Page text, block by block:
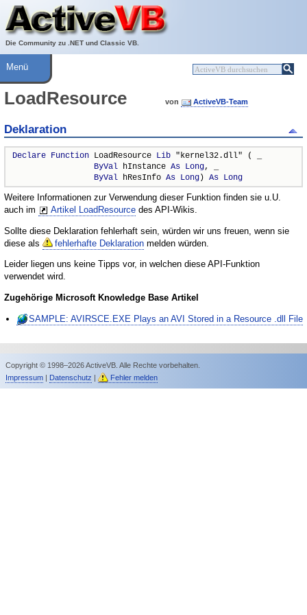
Die Community zu .NET und Classic VB.
Über ActiveVB
Hilfe
Menü
LoadResource von ActiveVB-Team
Deklaration
Declare Function LoadResource Lib "kernel32.dll" ( _
ByVal hInstance As Long, _
ByVal hResInfo As Long) As Long
Weitere Informationen zur Verwendung dieser Funktion finden sie u.U.
auch im
Artikel LoadResource des API-Wikis.
Sollte diese Deklaration fehlerhaft sein, würden wir uns freuen, wenn sie
diese als
fehlerhafte Deklaration melden würden.
Leider liegen uns keine Tipps vor, in welchen diese API-Funktion
verwendet wird.
Zugehörige Microsoft Knowledge Base Artikel
SAMPLE: AVIRSCE.EXE Plays an AVI Stored in a Resource .dll File
Copyright © 1998–2026 ActiveVB. Alle Rechte vorbehalten.
Impressum| Datenschutz | Fehler melden